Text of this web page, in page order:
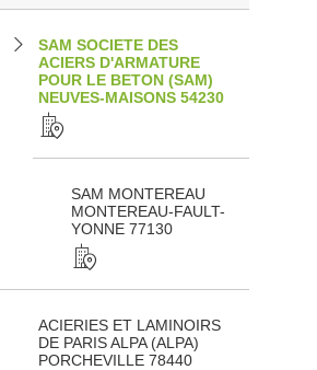
SAM SOCIETE DES
ACIERS D'ARMATURE
POUR LE BETON (SAM)
NEUVES-MAISONS 54230
SAM MONTEREAU
MONTEREAU-FAULT-
YONNE 77130
ACIERIES ET LAMINOIRS
DE PARIS ALPA (ALPA)
PORCHEVILLE 78440